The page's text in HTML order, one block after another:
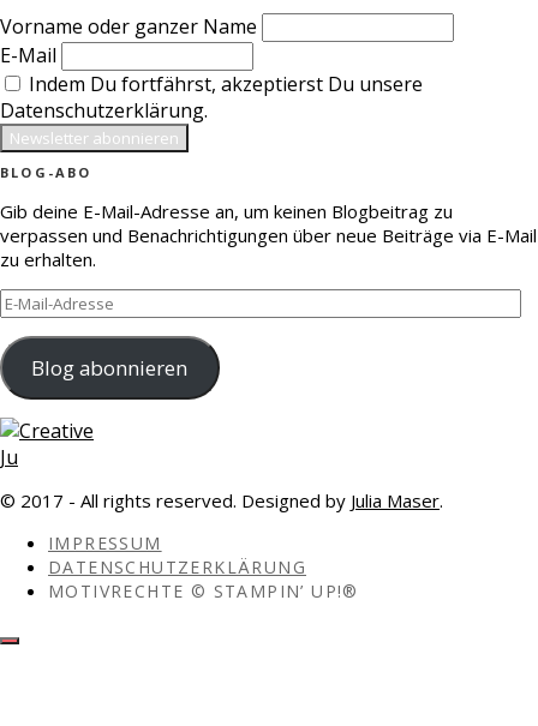
Vorname oder ganzer Name
E-Mail
Indem Du fortfährst, akzeptierst Du unsere
Datenschutzerklärung.
BLOG-ABO
Gib deine E-Mail-Adresse an, um keinen Blogbeitrag zu
verpassen und Benachrichtigungen über neue Beiträge via E-Mail
zu erhalten.
E-
Mail-
Adresse
Blog abonnieren
© 2017 - All rights reserved. Designed by Julia Maser.
IMPRESSUM
DATENSCHUTZERKLÄRUNG
MOTIVRECHTE © STAMPIN’ UP!®